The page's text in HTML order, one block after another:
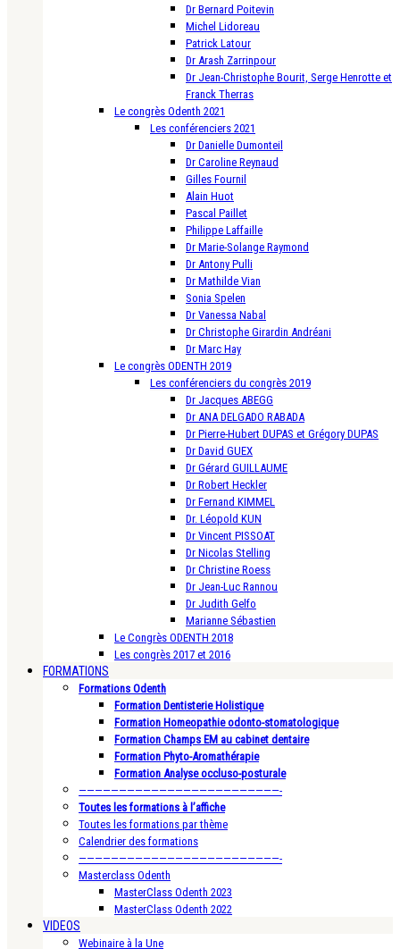
Dr Bernard Poitevin
Michel Lidoreau
Patrick Latour
Dr Arash Zarrinpour
Dr Jean-Christophe Bourit, Serge Henrotte et
Franck Therras
Le congrès Odenth 2021
Les conférenciers 2021
Dr Danielle Dumonteil
Dr Caroline Reynaud
Gilles Fournil
Alain Huot
Pascal Paillet
Philippe Laffaille
Dr Marie-Solange Raymond
Dr Antony Pulli
Dr Mathilde Vian
Sonia Spelen
Dr Vanessa Nabal
Dr Christophe Girardin Andréani
Dr Marc Hay
Le congrès ODENTH 2019
Les conférenciers du congrès 2019
Dr Jacques ABEGG
Dr ANA DELGADO RABADA
Dr Pierre-Hubert DUPAS et Grégory DUPAS
Dr David GUEX
Dr Gérard GUILLAUME
Dr Robert Heckler
Dr Fernand KIMMEL
Dr. Léopold KUN
Dr Vincent PISSOAT
Dr Nicolas Stelling
Dr Christine Roess
Dr Jean-Luc Rannou
Dr Judith Gelfo
Marianne Sébastien
Le Congrès ODENTH 2018
Les congrès 2017 et 2016
FORMATIONS
Formations Odenth
Formation Dentisterie Holistique
Formation Homeopathie odonto-stomatologique
Formation Champs EM au cabinet dentaire
Formation Phyto-Aromathérapie
Formation Analyse occluso-posturale
—————————————————————————-
Toutes les formations à l’affiche
Toutes les formations par thème
Calendrier des formations
—————————————————————————-
Masterclass Odenth
MasterClass Odenth 2023
MasterClass Odenth 2022
VIDEOS
Webinaire à la Une